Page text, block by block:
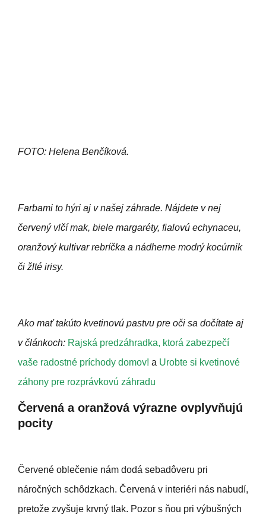
FOTO: Helena Benčíková.
Farbami to hýri aj v našej záhrade. Nájdete v nej
červený vlčí mak, biele margaréty, fialovú echynaceu,
oranžový kultivar rebríčka a nádherne modrý kocúrnik
či žlté irisy.
Ako mať takúto kvetinovú pastvu pre oči sa dočítate aj
v článkoch: Rajská predzáhradka, ktorá zabezpečí
vaše radostné príchody domov! a Urobte si kvetinové
záhony pre rozprávkovú záhradu
Červená a oranžová výrazne ovplyvňujú
pocity
Červené oblečenie nám dodá sebadôveru pri
náročných schôdzkach. Červená v interiéri nás nabudí,
pretože zvyšuje krvný tlak. Pozor s ňou pri výbušných